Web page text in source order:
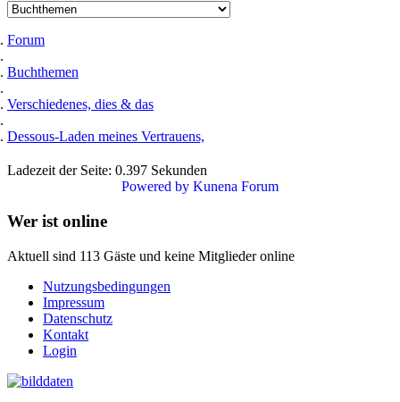
Forum
Buchthemen
Verschiedenes, dies & das
Dessous-Laden meines Vertrauens,
Ladezeit der Seite: 0.397 Sekunden
Powered by Kunena Forum
Wer ist online
Aktuell sind 113 Gäste und keine Mitglieder online
Nutzungsbedingungen
Impressum
Datenschutz
Kontakt
Login